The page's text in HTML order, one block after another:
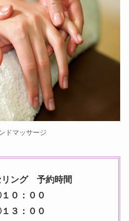
ドマッサージ
リング 予約時間
０：００
３：００